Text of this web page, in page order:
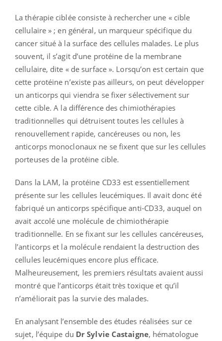
La thérapie ciblée consiste à rechercher une « cible
cellulaire » ; en général, un marqueur spécifique du
cancer situé à la surface des cellules malades. Le plus
souvent, il s’agit d’une protéine de la membrane
cellulaire, dite « de surface ». Lorsqu’on est certain que
cette protéine n’existe pas ailleurs, on peut développer
un anticorps qui viendra se fixer sélectivement sur
cette cible. A la différence des chimiothérapies
traditionnelles qui détruisent toutes les cellules à
renouvellement rapide, cancéreuses ou non, les
anticorps monoclonaux ne se fixent que sur les cellules
porteuses de la protéine cible.
Dans la LAM, la protéine CD33 est essentiellement
présente sur les cellules leucémiques. Il avait donc été
fabriqué un anticorps spécifique anti-CD33, auquel on
avait accolé une molécule de chimiothérapie
traditionnelle. En se fixant sur les cellules cancéreuses,
l’anticorps et la molécule rendaient la destruction des
cellules leucémiques encore plus efficace.
Malheureusement, les premiers résultats avaient aussi
montré que l’anticorps était très toxique et qu’il
n’améliorait pas la survie des malades.
En analysant l’ensemble des études réalisées sur ce
sujet, l’équipe du Dr Sylvie Castaigne, hématologue